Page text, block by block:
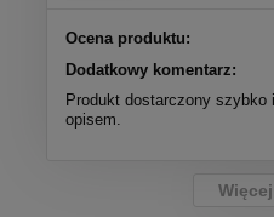
Ocena produktu:
Dodatkowy komentarz:
Produkt dostarczony szybko
opisem.